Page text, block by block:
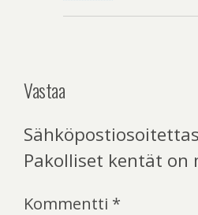
Vastaa
Pakolliset kentät on
Kommentti *